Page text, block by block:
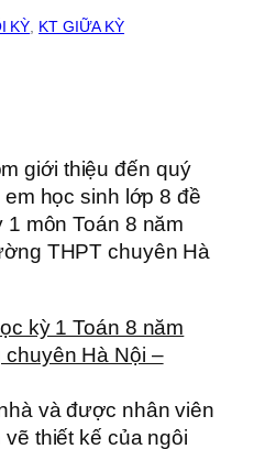
KỲ KT GIỮA KỲ
giới thiệu đến quý
học sinh lớp 8 đề
1 môn Toán 8 năm
THPT chuyên Hà
kỳ 1 Toán 8 năm
Hà Nội –
và được nhân viên
thiết kế của ngôi